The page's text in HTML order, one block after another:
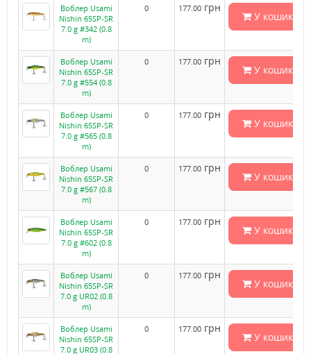
Воблер Usami
Nishin 65SP-SR
7.0 g #342 (0.8
m)
0 177.00 грн
У кошик
Воблер Usami
Nishin 65SP-SR
7.0 g #554 (0.8
m)
0 177.00 грн
У кошик
Воблер Usami
Nishin 65SP-SR
7.0 g #565 (0.8
m)
0 177.00 грн
У кошик
Воблер Usami
Nishin 65SP-SR
7.0 g #567 (0.8
m)
0 177.00 грн
У кошик
Воблер Usami
Nishin 65SP-SR
7.0 g #602 (0.8
m)
0 177.00 грн
У кошик
Воблер Usami
Nishin 65SP-SR
7.0 g UR02 (0.8
m)
0 177.00 грн
У кошик
Воблер Usami
Nishin 65SP-SR
7.0 g UR03 (0.8
0 177.00 грн
У кошик